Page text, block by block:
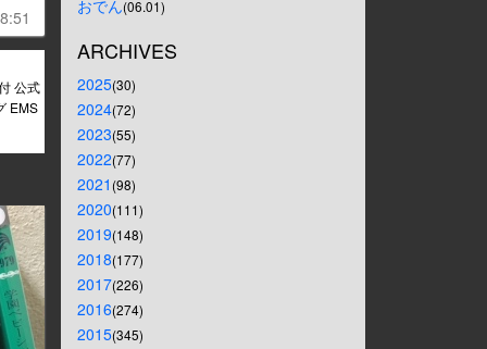
公式
EMS
おでん(06.01)
ARCHIVES
2025(30)
2024(72)
2023(55)
2022(77)
2021 (98)
2020(111)
2019(148)
2018(177)
2017(226)
2016(274)
2015(345)